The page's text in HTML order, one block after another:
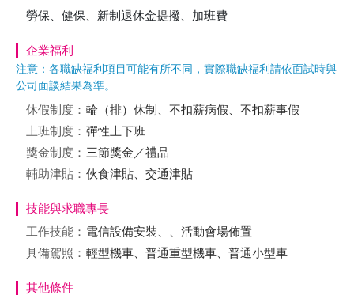
勞保、健保、新制退休金提撥、加班費
企業福利
注意：各職缺福利項目可能有所不同，實際職缺福利請依面試時與
公司面談結果為準。
休假制度： 輪（排）休制、不扣薪病假、不扣薪事假
上班制度： 彈性上下班
獎金制度： 三節獎金／禮品
輔助津貼： 伙食津貼、交通津貼
技能與求職專長
工作技能： 電信設備安裝、、活動會場佈置
具備駕照： 輕型機車、普通重型機車、普通小型車
其他條件